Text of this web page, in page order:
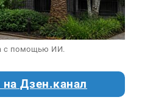
с помощью ИИ.
на Дзен.канал